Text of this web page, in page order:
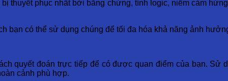
thuyết phục nhất bởi bằng chứng, tính logic, niềm cảm
bạn có thể sử dụng chúng để tối đa hóa khả năng ảnh
quyết đoán trực tiếp để có được quan điểm của bạn. Sử
cảnh phù hợp.